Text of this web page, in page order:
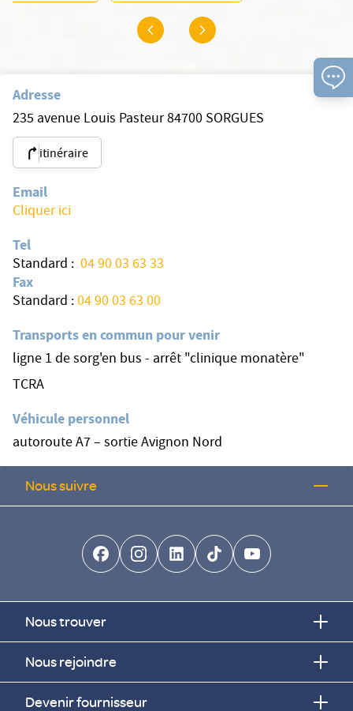
Adresse
235 avenue Louis Pasteur 84700 SORGUES
itinéraire
Email
Cliquer ici
Tel
Standard : 04 90 03 63 33
Fax
Standard :04 90 03 63 00
Transports en commun pour venir
ligne 1 de sorg'en bus - arrêt "clinique monatère"
TCRA
Véhicule personnel
autoroute A7 – sortie Avignon Nord
Nous suivre
facebook-brands
instagramlinkedin-brands
tiktok-brands
youtube
Nous trouver
Nous rejoindre
Devenir fournisseur